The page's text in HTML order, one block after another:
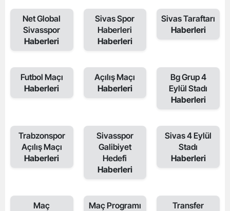
Net Global
Sivasspor
Haberleri
Sivas Spor
Haberleri
Haberleri
Sivas Taraftarı
Haberleri
Futbol Maçı
Haberleri
Açılış Maçı
Haberleri
Bg Grup 4
Eylül Stadı
Haberleri
Trabzonspor
Açılış Maçı
Haberleri
Sivasspor
Galibiyet
Hedefi
Haberleri
Sivas 4 Eylül
Stadı
Haberleri
Maç
Maç Programı
Transfer